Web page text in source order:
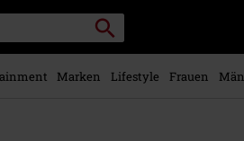
Packstation
suchen
Marken Lifestyle Frauen
531026.html